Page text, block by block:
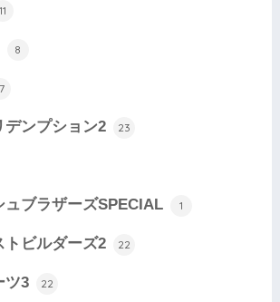
11
8
デンプション2 23
ュブラザーズSPECIAL 1
トビルダーズ2 22
ツ3 22